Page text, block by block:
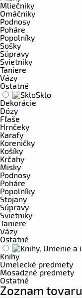
Mliečniky
Omáčniky
Podnosy
Poháre
Popolníky
Sošky
Súpravy
Svietniky
Taniere
Vázy
Ostatné
Sklo
Dekorácie
Dózy
Fľaše
Hrnčeky
Karafy
Koreničky
Košíky
Krčahy
Misky
Podnosy
Poháre
Popolníky
Stojany
Súpravy
Svietniky
Taniere
Vázy
Ostatné
Knihy
Umelecké predmety
Mosadzné predmety
Ostatné
Zoznam tovaru